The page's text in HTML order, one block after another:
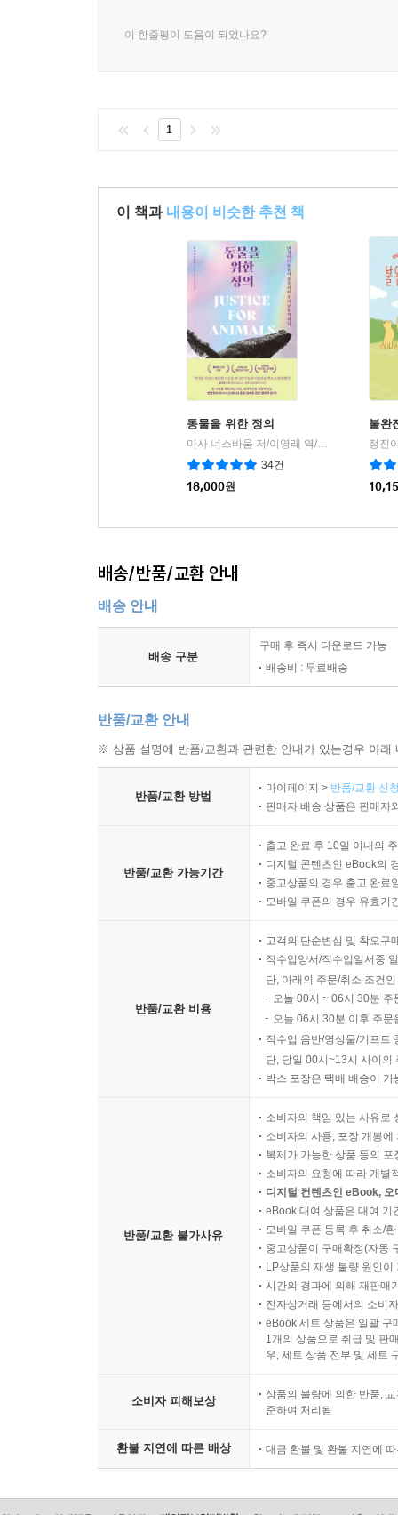
이 한줄평이 도움이 되었나요?
1
이 책과 내용이 비슷한 추천 책
동물을 위한 정의
| 알
34건
18,000원
불완
정진
배송/반품/교환 안내
배송 안내
배송 구분
구매 후 즉시 다운로드 가능
배송비 : 무료배송
반품/교환 안내
※ 상품 설명에 반품/교환과 관련한 안내가 있는경우 아
반품/교환 방법
마이페이지 > 반품/교환 신
판매자 배송 상품은 판매자
반품/교환 가능기간
출고 완료 후 10일 이내의
디지털 콘텐츠인 eBook의
중고상품의 경우 출고 완료
모바일 쿠폰의 경우 유효기
반품/교환 비용
고객의 단순변심 및 착오구
직수입양서/직수입일서중
단, 아래의 주문/취소 조건
오늘 00시 ~ 06시 30분
오늘 06시 30분 이후 주
직수입 음반/영상물/기프트
단, 당일 00시~13시 사이의
박스 포장은 택배 배송이
반품/교환 불가사유
소비자의 책임 있는 사유로
소비자의 사용, 포장 개봉
복제가 가능한 상품 등의
소비자의 요청에 따라 개별
디지털 컨텐츠인 eBook,
eBook 대여 상품은 대여 기
모바일 쿠폰 등록 후 취소/
중고상품이 구매확정(자동
LP상품의 재생 불량 원인
시간의 경과에 의해 재판매
전자상거래 등에서의 소비
eBook 세트 상품은 일괄 구
1개의 상품으로 취급 및 판
우, 세트 상품 전부 및 세트
소비자 피해보상
상품의 불량에 의한 반품,
준하여 처리됨
환불 지연에 따른 배상 대금 환불 및 환불 지연에